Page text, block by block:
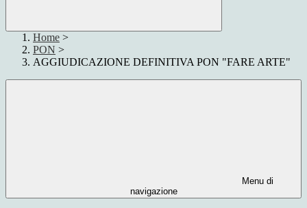
Home >
PON >
AGGIUDICAZIONE DEFINITIVA PON "FARE ARTE"
Menu di
navigazione